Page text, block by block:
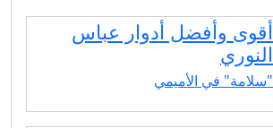
أقوى وأفضل أدوار عباس
النوري
"سلامة" في الأميمي